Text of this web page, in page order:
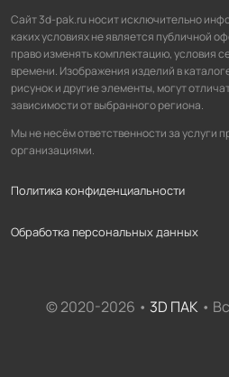
Сайт 3d-pak.ru носит исключительно
каких условиях не является публичной
право изменять комплектацию, условия
времени. Изображения изделий в
рисунок и другие элементы, могут
зависимости от выбранного региона.
Мы не несём ответственности за услуги
организациями.
Политика конфиденциальности
Обработка персональных данных
© 2020-2026 • 3D ПАК•